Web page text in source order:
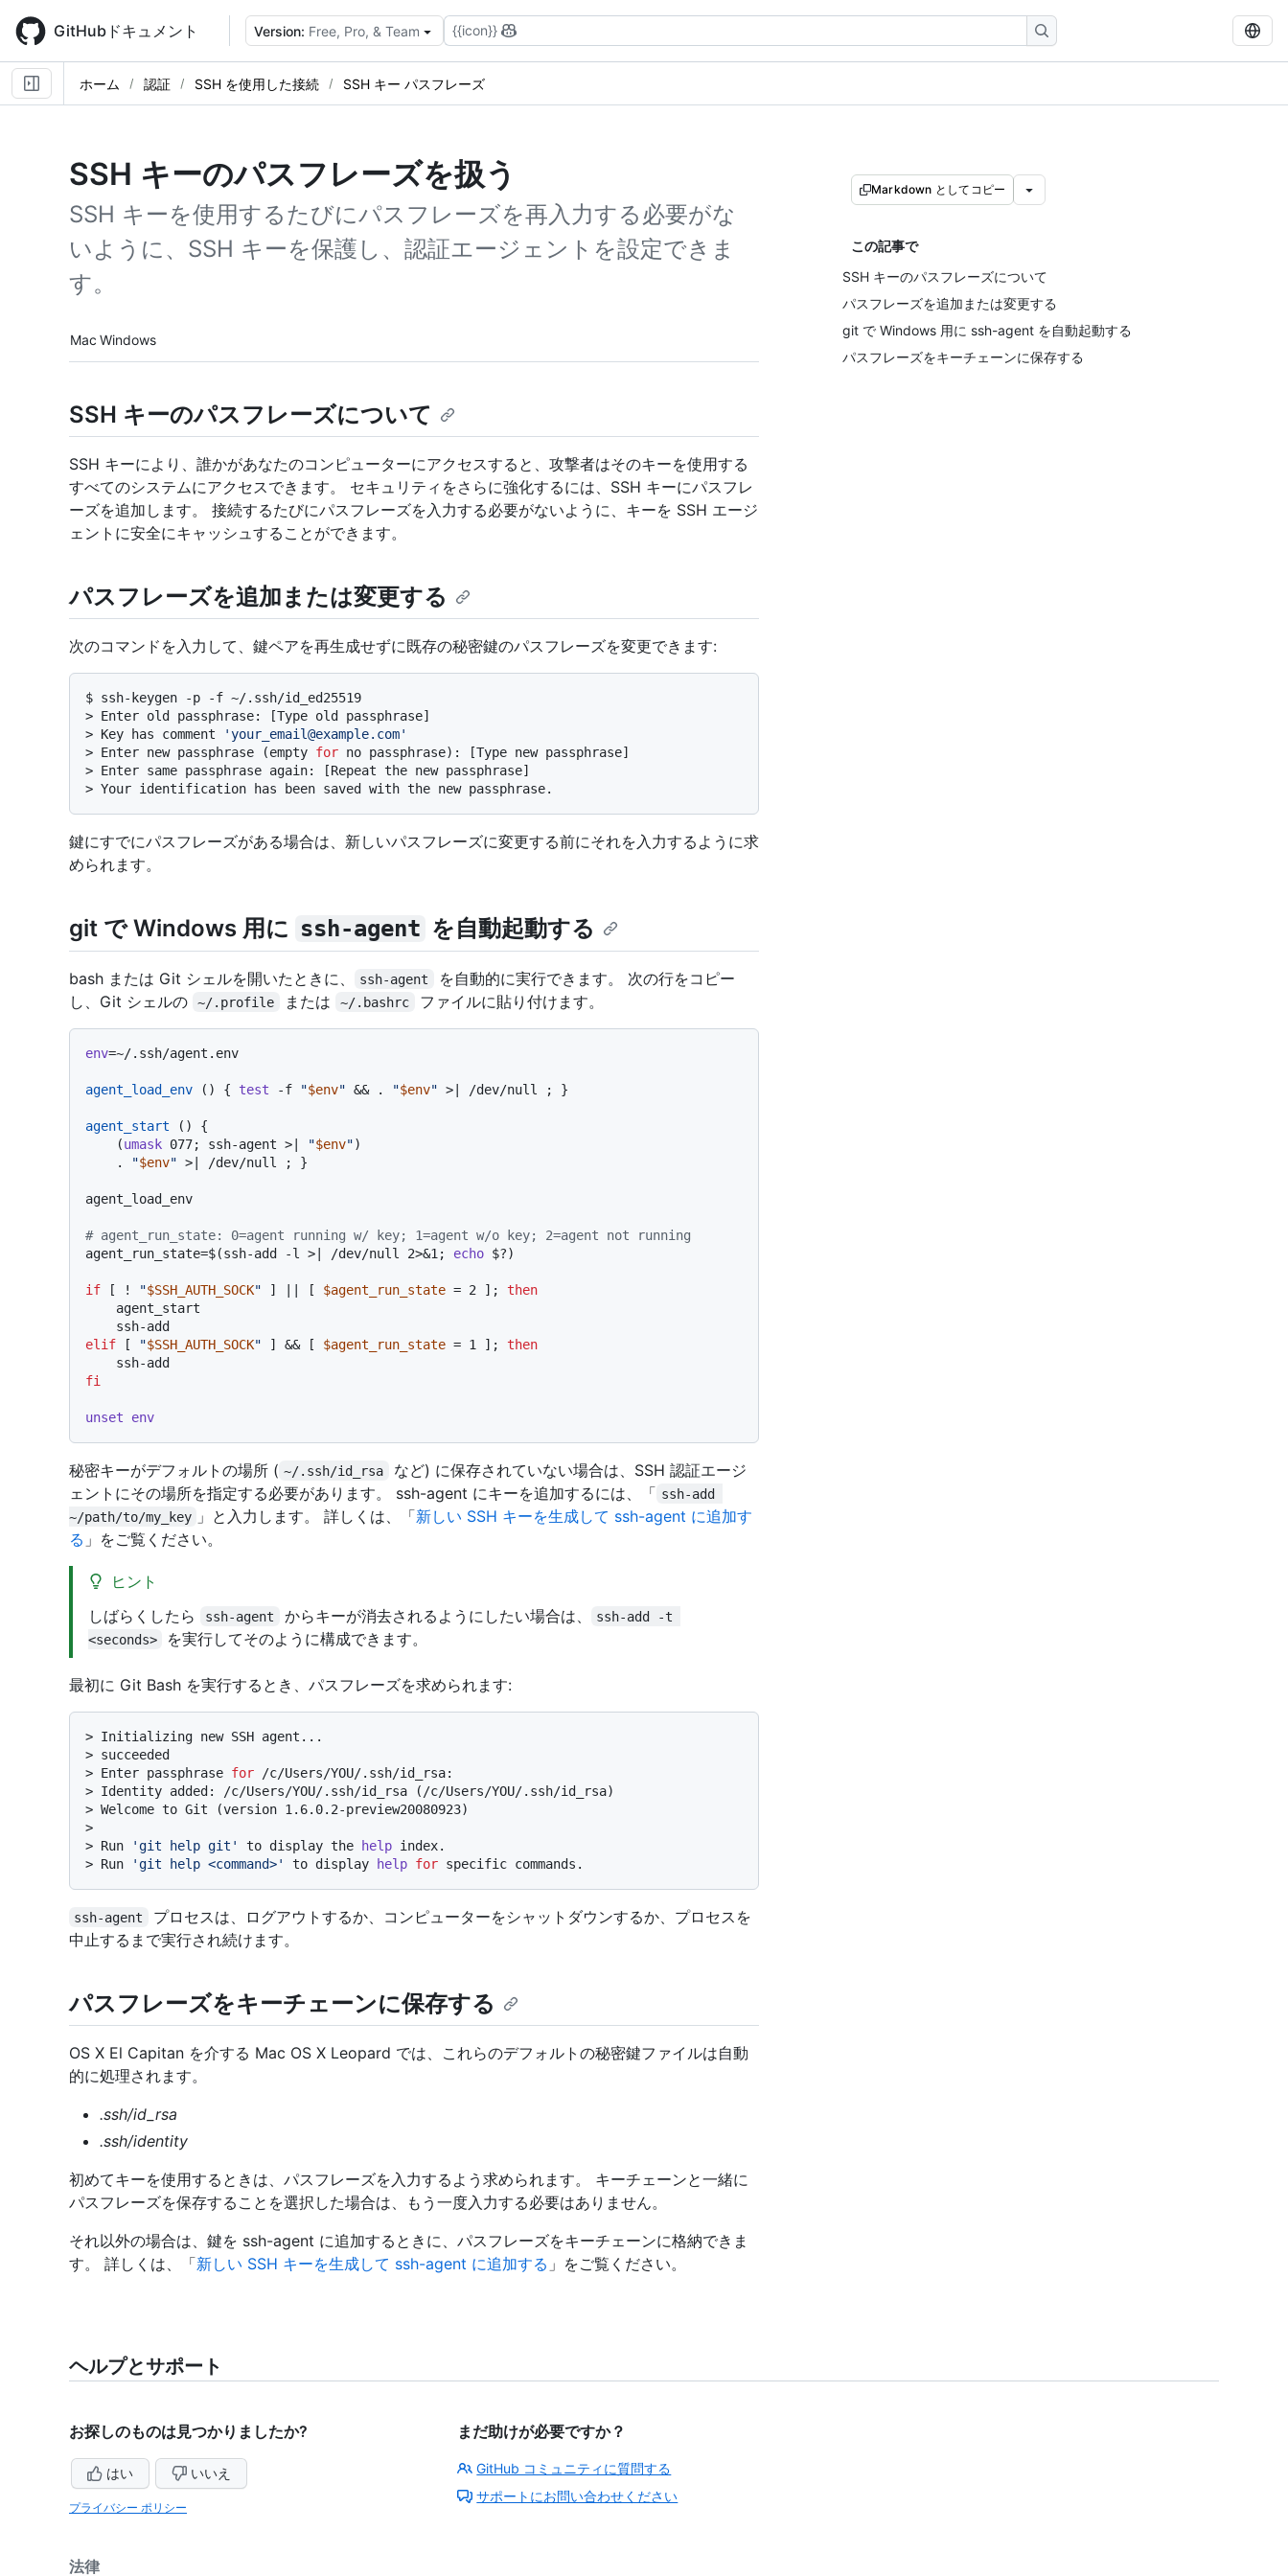
main
content
GitHubドキュメント Version: Free, Pro, & Team {{icon}}
ホーム 認証 SSH を使用した接続 SSH キー パスフレーズ
SSH キーのパスフレーズを扱う
SSH キーを使用するたびにパスフレーズを再入力する必要がな
いように、SSH キーを保護し、認証エージェントを設定できま
す。
Platform navigation
Mac Windows
Markdown としてコピー
この記事で
SSH キーのパスフレーズについて
パスフレーズを追加または変更する
git で Windows 用に ssh-agent を自動起動する
パスフレーズをキーチェーンに保存する
SSH キーのパスフレーズについて
SSH キーにより、誰かがあなたのコンピューターにアクセスすると、攻撃者はそのキーを使用する
すべてのシステムにアクセスできます。 セキュリティをさらに強化するには、SSH キーにパスフレ
ーズを追加します。 接続するたびにパスフレーズを入力する必要がないように、キーを SSH エージ
ェントに安全にキャッシュすることができます。
パスフレーズを追加または変更する
次のコマンドを入力して、鍵ペアを再生成せずに既存の秘密鍵のパスフレーズを変更できます:
$ ssh-keygen -p -f ~/.ssh/id_ed25519
> Enter old passphrase: [Type old passphrase]
> Key has comment
'your_email@example.com'
> Enter new passphrase (empty for no passphrase): [Type new passphrase]
> Enter same passphrase again: [Repeat the new passphrase]
> Your identification has been saved with the new passphrase.
鍵にすでにパスフレーズがある場合は、新しいパスフレーズに変更する前にそれを入力するように求
められます。
git で Windows 用に ssh-agent を自動起動する
bash または Git シェルを開いたときに、 ssh-agent
を自動的に実行できます。 次の行をコピー
し、Git シェルの
~/.profile または ~/.bashrc ファイルに貼り付けます。
env=~/.ssh/agent.env
agent_load_env () { test -f "$env" && . "$env" >| /dev/null ; }
agent_start () {
    (
umask 077; ssh-agent >| "$env")
    .
"$env" >| /dev/null ; }
agent_load_env
# agent_run_state: 0=agent running w/ key; 1=agent w/o key; 2=agent not running
agent_run_state=$(ssh-add -l >| /dev/null 2>&1; echo $?)
if [ ! "$SSH_AUTH_SOCK" ] || [ $agent_run_state = 2 ]; then
elif [ "$SSH_AUTH_SOCK" ] && [ $agent_run_state = 1 ]; then
fi
unset env
秘密キーがデフォルトの場所 ( ~/.ssh/id_rsa
など) に保存されていない場合は、SSH 認証エージ
ェントにその場所を指定する必要があります。 ssh-agent にキーを追加するには、「 ssh-add
~/path/to/my_key
」と入力します。 詳しくは、「新しい SSH キーを生成して ssh-agent に追加す
る 」をご覧ください。
ヒント
しばらくしたら
ssh-agent からキーが消去されるようにしたい場合は、
ssh-add -t
<seconds>
を実行してそのように構成できます。
最初に Git Bash を実行するとき、パスフレーズを求められます:
> Initializing new SSH agent...
> succeeded
> Enter passphrase for /c/Users/YOU/.ssh/id_rsa:
> Identity added: /c/Users/YOU/.ssh/id_rsa (/c/Users/YOU/.ssh/id_rsa)
> Welcome to Git (version 1.6.0.2-preview20080923)
>
> Run
'git help git' to display the help index.
> Run 'git help <command>' to display help for specific commands.
ssh-agent
プロセスは、ログアウトするか、コンピューターをシャットダウンするか、プロセスを
中止するまで実行され続けます。
パスフレーズをキーチェーンに保存する
OS X El Capitan を介する Mac OS X Leopard では、これらのデフォルトの秘密鍵ファイルは自動
的に処理されます。
.ssh/id_rsa
.ssh/identity
初めてキーを使用するときは、パスフレーズを入力するよう求められます。 キーチェーンと一緒に
パスフレーズを保存することを選択した場合は、もう一度入力する必要はありません。
それ以外の場合は、鍵を ssh-agent に追加するときに、パスフレーズをキーチェーンに格納できま
す。 詳しくは、「新しい SSH キーを生成して ssh-agent に追加する 」をご覧ください。
ヘルプとサポート
お探しのものは見つかりましたか?
はい いいえ
プライバシー ポリシー
まだ助けが必要ですか？
GitHub コミュニティに質問する
サポートにお問い合わせください
法律